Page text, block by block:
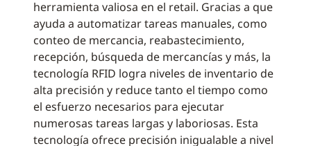
herramienta valiosa en el retail. Gracias a que
ayuda a automatizar tareas manuales, como
conteo de mercancia, reabastecimiento,
recepción, búsqueda de mercancías y más, la
tecnología RFID logra niveles de inventario de
alta precisión y reduce tanto el tiempo como
el esfuerzo necesarios para ejecutar
numerosas tareas largas y laboriosas. Esta
tecnología ofrece precisión inigualable a nivel